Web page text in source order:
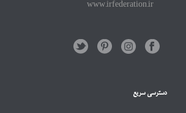
www.irfederation.ir
دسترسی سریع